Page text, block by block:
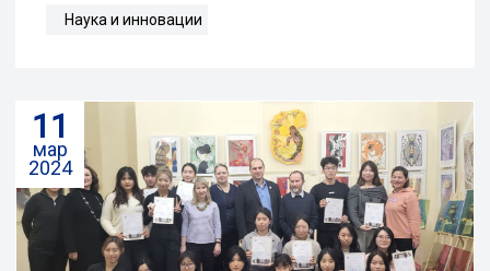
Наука и инновации
11
мар
2024